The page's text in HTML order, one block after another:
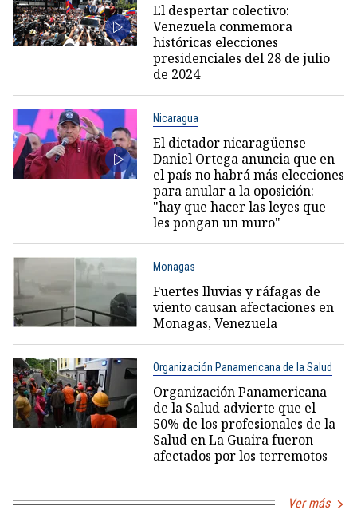
El despertar colectivo:
Venezuela conmemora
históricas elecciones
presidenciales del 28 de julio
de 2024
Nicaragua
El dictador nicaragüense
Daniel Ortega anuncia que en
el país no habrá más elecciones
para anular a la oposición:
"hay que hacer las leyes que
les pongan un muro"
Monagas
Fuertes lluvias y ráfagas de
viento causan afectaciones en
Monagas, Venezuela
Organización Panamericana de la Salud
Organización Panamericana
de la Salud advierte que el
50% de los profesionales de la
Salud en La Guaira fueron
afectados por los terremotos
Ver más